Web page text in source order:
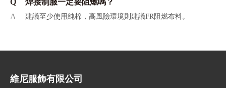
Q
焊接制服一定要阻燃嗎？
A
建議至少使用純棉，高風險環境則建議FR阻燃布料。
維尼服飾有限公司